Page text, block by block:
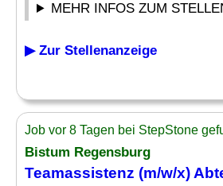
MEHR INFOS ZUM
▶ Zur Stellenanzeige
Job vor 8 Tagen bei StepStone
Bistum Regensburg
Teamassistenz (m/w/x)